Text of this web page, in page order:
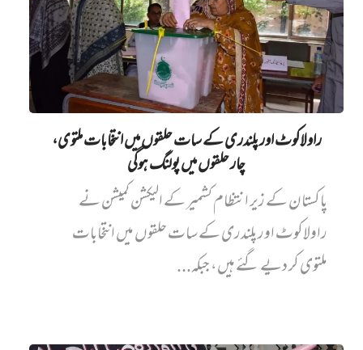
راولاکوٹ اور پلندری کے سات حلقوں میں انتخابات ملتوی،
چار حلقوں میں پولنگ ہوگی
پاکستان کے زیر انتظام کشمیر کے الیکشن کمیشن نے
راولاکوٹ اور پلندری کے سات حلقوں میں انتخابات
ملتوی کر دیے گئے ہیں، جبکہ...